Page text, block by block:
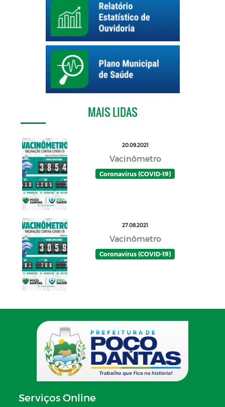
MAIS LIDAS
20.09.2021
Vacinômetro
Coronavírus (COVID-19)
27.08.2021
Vacinômetro
Coronavírus (COVID-19)
Serviços Online